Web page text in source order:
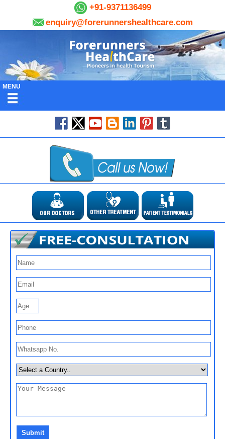
+91-9371136499
enquiry@forerunnershealthcare.com
MENU